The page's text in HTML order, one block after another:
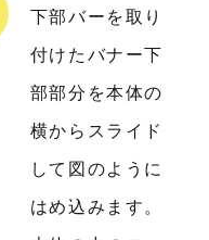
下部バーを取り
付けたバナー下
部部分を本体の
横からスライド
して図のように
はめ込みます。